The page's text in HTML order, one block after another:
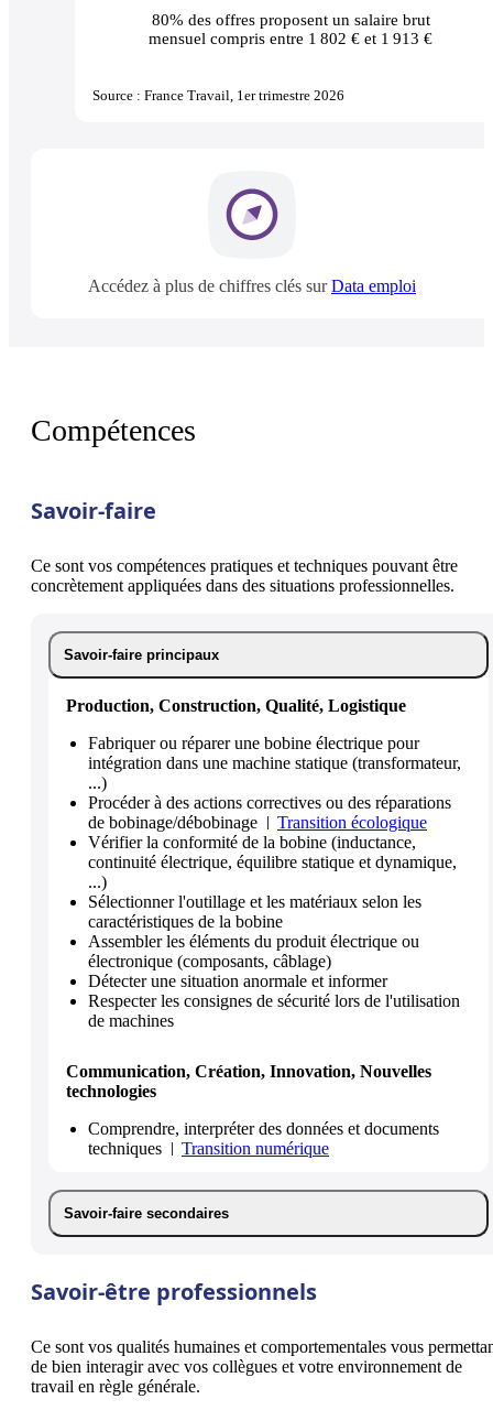
80% des offresproposent un salaire brut
mensuel compris entre 1 802 € et 1 913 €
Source : France Travail, 1er trimestre 2026
Accédez à plus de chiffres clés surData emploi
Compétences
Savoir-faire
Ce sont vos compétences pratiques et techniques pouvant être
concrètement appliquées dans des situations professionnelles.
Savoir-faire principaux
Production, Construction, Qualité, Logistique
Fabriquer ou réparer une bobine électrique pour
intégration dans une machine statique (transformateur,
...)
Procéder à des actions correctives ou des réparations
de bobinage/débobinage
Transition écologique
Vérifier la conformité de la bobine (inductance,
continuité électrique, équilibre statique et dynamique,
...)
Sélectionner l'outillage et les matériaux selon les
caractéristiques de la bobine
Assembler les éléments du produit électrique ou
électronique (composants, câblage)
Détecter une situation anormale et informer
Respecter les consignes de sécurité lors de l'utilisation
de machines
Communication, Création, Innovation, Nouvelles
technologies
Comprendre, interpréter des données et documents
techniques
Transition numérique
Savoir-faire secondaires
Savoir-être professionnels
Ce sont vos qualités humaines et comportementales vous
de bien interagir avec vos collègues et votre environnement de
travail en règle générale.